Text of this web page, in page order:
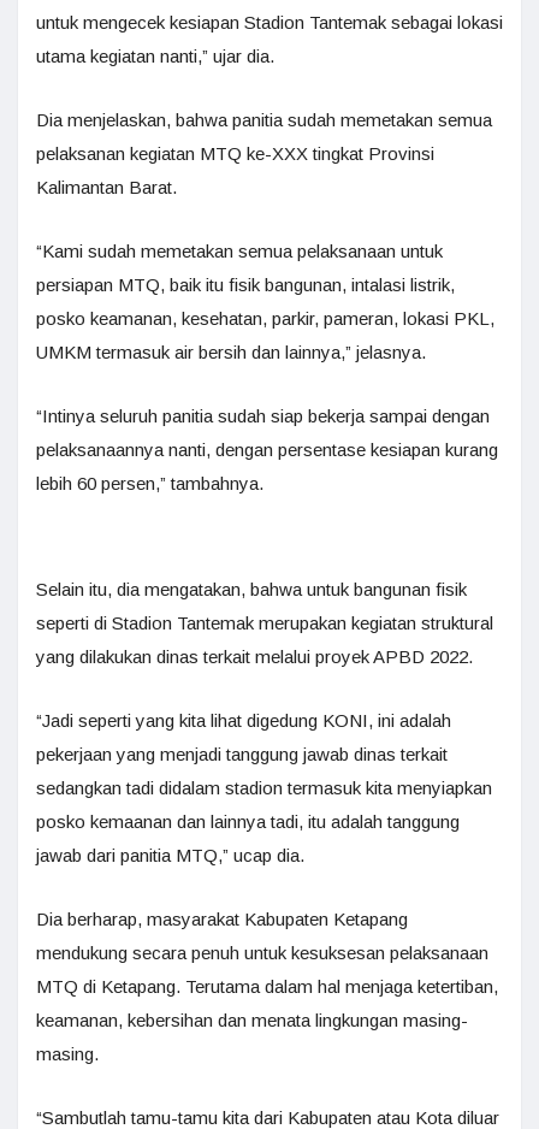
untuk mengecek kesiapan Stadion Tantemak sebagai lokasi
utama kegiatan nanti,” ujar dia.
Dia menjelaskan, bahwa panitia sudah memetakan semua
pelaksanan kegiatan MTQ ke-XXX tingkat Provinsi
Kalimantan Barat.
“Kami sudah memetakan semua pelaksanaan untuk
persiapan MTQ, baik itu fisik bangunan, intalasi listrik,
posko keamanan, kesehatan, parkir, pameran, lokasi PKL,
UMKM termasuk air bersih dan lainnya,” jelasnya.
“Intinya seluruh panitia sudah siap bekerja sampai dengan
pelaksanaannya nanti, dengan persentase kesiapan kurang
lebih 60 persen,” tambahnya.
Selain itu, dia mengatakan, bahwa untuk bangunan fisik
seperti di Stadion Tantemak merupakan kegiatan struktural
yang dilakukan dinas terkait melalui proyek APBD 2022.
“Jadi seperti yang kita lihat digedung KONI, ini adalah
pekerjaan yang menjadi tanggung jawab dinas terkait
sedangkan tadi didalam stadion termasuk kita menyiapkan
posko kemaanan dan lainnya tadi, itu adalah tanggung
jawab dari panitia MTQ,” ucap dia.
Dia berharap, masyarakat Kabupaten Ketapang
mendukung secara penuh untuk kesuksesan pelaksanaan
MTQ di Ketapang. Terutama dalam hal menjaga ketertiban,
keamanan, kebersihan dan menata lingkungan masing-
masing.
“Sambutlah tamu-tamu kita dari Kabupaten atau Kota diluar